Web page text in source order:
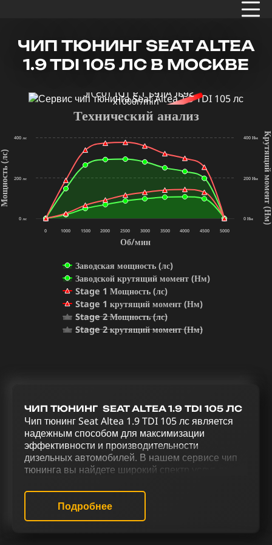
ЧИП ТЮНИНГ SEAT ALTEA
1.9 TDI 105 ЛС В МОСКВЕ
x1000r/min
Об/мин
(лс)
Технический анализ
Заводская мощность (лс)
Заводской крутящий момент (Нм)
Stage 1 Мощность (лс)
Stage 1 крутящий момент (Нм)
Stage 2 Мощность (лс)
Stage 2 крутящий момент (Нм)
0 1000 1500 2000 2500 3000 3500 4000 4500 5000
0 лс
200 лс
400 лс
0 Нм
200 Нм
400 Нм
ЧИП ТЮНИНГ SEAT ALTEA 1.9 TDI 105 ЛС
Чип тюнинг Seat Altea 1.9 TDI 105 лс является
надежным способом для максимизации
эффективности и производительности
дизельных автомобилей. В нашем сервисе чип
тюнинга вы найдете широкий спектр услуг для
TDI 105 лс. Такие работы, как чип тюнинг (stage
1) (stage 2), удаление сажевого фильтра,
отключение AdBlue, отключение EGR,
Подробнее